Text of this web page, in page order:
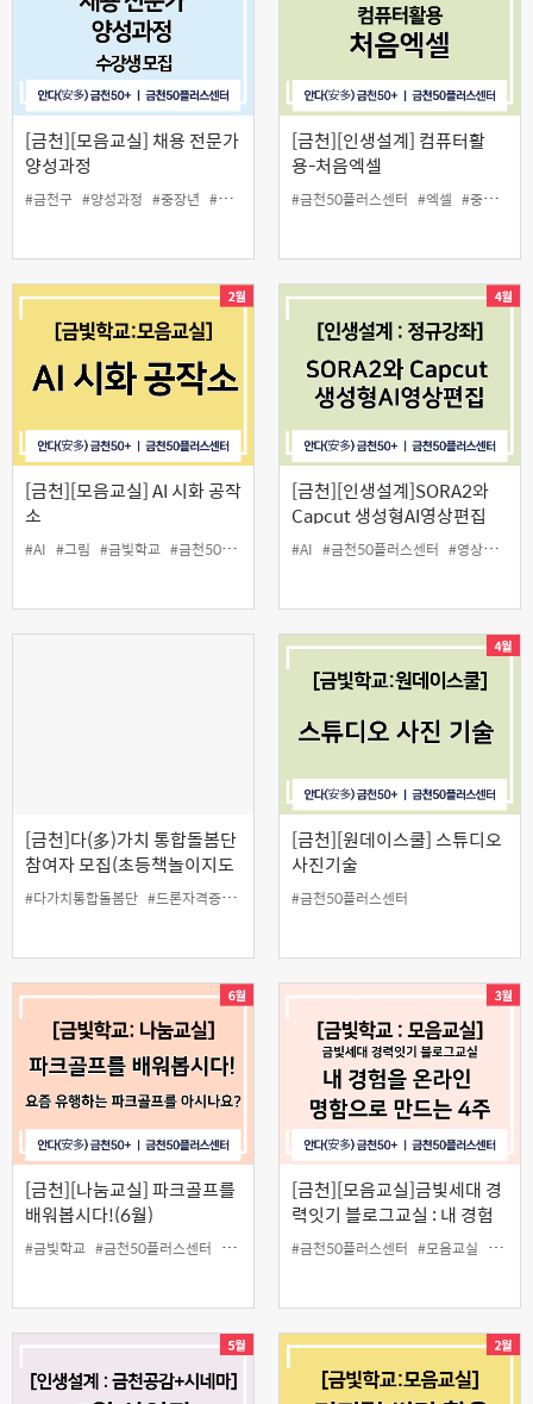
[금천][모음교실] 채용 전문가
양성과정
#금천구 #양성과정 #중장년 #채용 #헤드헌터
[금천][인생설계] 컴퓨터활
용-처음엑셀
#금천50플러스센터 #엑셀 #중장년
[금천][모음교실] AI 시화 공작
소
#AI #그림 #금빛학교 #금천50플러스센터 #모음교실 #시 #인생설계
[금천][인생설계]SORA2와
Capcut 생성형AI영상편집
#AI #금천50플러스센터 #영상편집
[금천]다(多)가치 통합돌봄단
참여자 모집(초등책놀이지도
사, 보드게임지도사, 드론강사
양성과정)
#다가치통합돌봄단 #드론자격증4종 #보드게임지도사 #중장년
[금천][원데이스쿨] 스튜디오
사진기술
#금천50플러스센터
[금천][나눔교실] 파크골프를
배워봅시다!(6월)
#금빛학교 #금천50플러스센터 #나눔교실 #인생설계사업 #파크골프
[금천][모음교실]금빛세대 경
력잇기 블로그교실 : 내 경험
을 온라인 명함으로 만드는 4
주
#금천50플러스센터 #모음교실 #블로